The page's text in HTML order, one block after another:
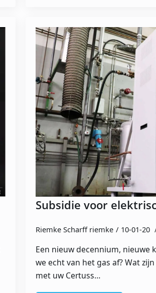
Subsidie voor
Riemke Scharff riemke 10-01-20
Een nieuw decennium, nieuwe
we echt van het gas af? Wat
met uw Certuss…